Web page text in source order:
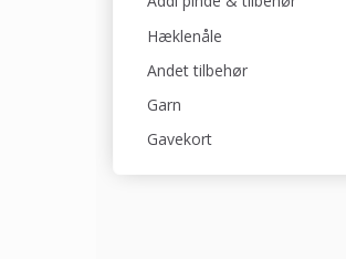
Hæklenåle
Andet tilbehør
Garn
Gavekort